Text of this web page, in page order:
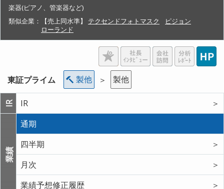
楽器(ピアノ、管楽器など)
類似企業：
【売上同水準】 テクセンドフォトマスク
ピジョン
ローランド
東証プライム 製他 ＞ 製他
IR IR ＞
業績
通期
四半期
＞
月次
＞
業績予想修正履歴
＞